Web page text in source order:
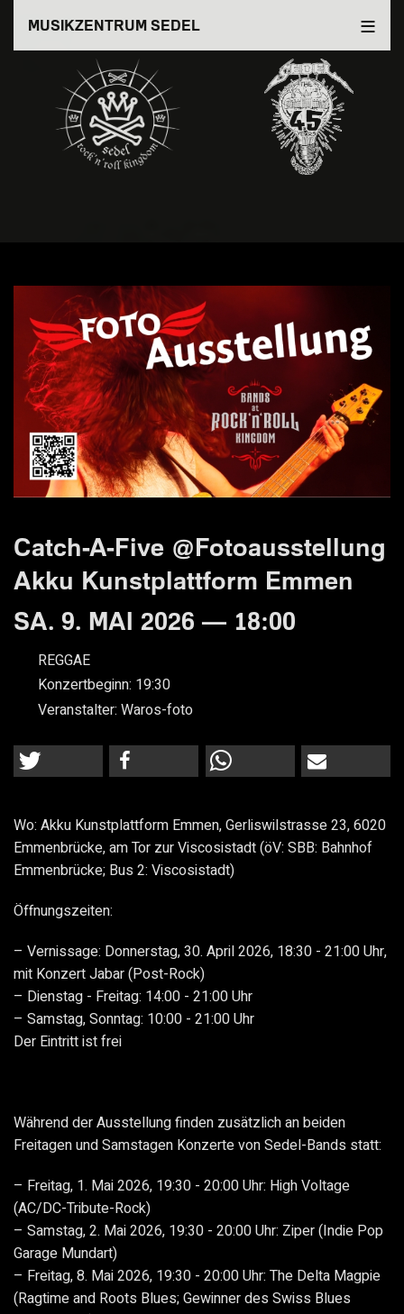
Inhalt
MUSIKZENTRUM SEDEL
Catch-A-Five @Fotoausstellung
Akku Kunstplattform Emmen
SA. 9. MAI 2026 — 18:00
REGGAE
Konzertbeginn: 19:30
Veranstalter: Waros-foto
Wo: Akku Kunstplattform Emmen, Gerliswilstrasse 23, 6020
Emmenbrücke, am Tor zur Viscosistadt (öV: SBB: Bahnhof
Emmenbrücke; Bus 2: Viscosistadt)
Öffnungszeiten:
Vernissage: Donnerstag, 30. April 2026, 18:30 - 21:00 Uhr,
mit Konzert Jabar (Post-Rock)
Dienstag - Freitag: 14:00 - 21:00 Uhr
Samstag, Sonntag: 10:00 - 21:00 Uhr
Der Eintritt ist frei
Während der Ausstellung finden zusätzlich an beiden
Freitagen und Samstagen Konzerte von Sedel-Bands statt:
Freitag, 1. Mai 2026, 19:30 - 20:00 Uhr: High Voltage
(AC/DC-Tribute-Rock)
Samstag, 2. Mai 2026, 19:30 - 20:00 Uhr: Ziper (Indie Pop
Garage Mundart)
Freitag, 8. Mai 2026, 19:30 - 20:00 Uhr: The Delta Magpie
(Ragtime and Roots Blues; Gewinner des Swiss Blues